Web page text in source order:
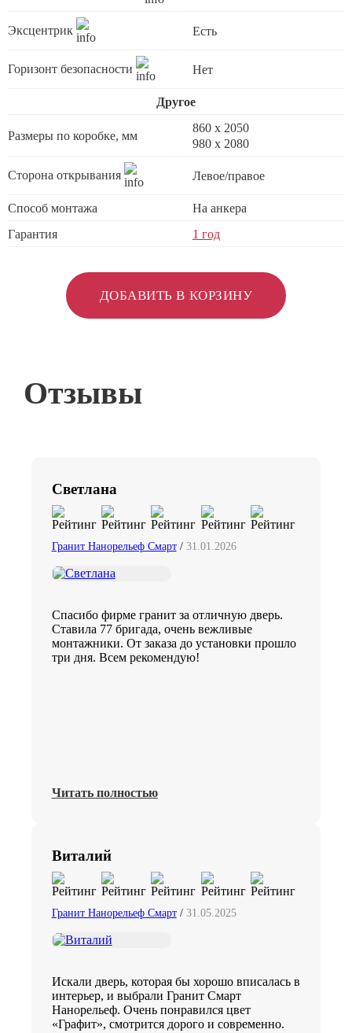
Эксцентрик Есть
Горизонт безопасности Нет
Другое
Размеры по коробке, мм
860 х 2050
980 x 2080
Сторона открывания Левое/правое
Способ монтажа
На анкера
Гарантия
1 год
ДОБАВИТЬ В КОРЗИНУ
Отзывы
Светлана
Гранит Нанорельеф Смарт/ 31.01.2026
Спасибо фирме гранит за отличную дверь.
Ставила 77 бригада, очень вежливые
монтажники. От заказа до установки прошло
три дня. Всем рекомендую!
Читать полностью
Виталий
Гранит Нанорельеф Смарт/ 31.05.2025
Искали дверь, которая бы хорошо вписалась в
интерьер, и выбрали Гранит Смарт
Нанорельеф. Очень понравился цвет
«Графит», смотрится дорого и современно.